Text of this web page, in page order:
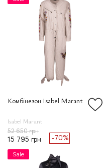
Комбінезон Isabel Marant
Isabel Marant
52 650 грн
15 795 грн -70%
Sale